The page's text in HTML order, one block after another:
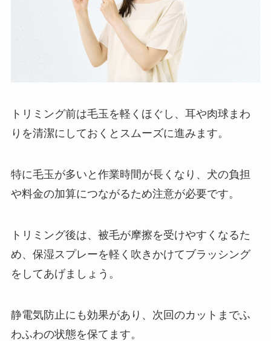
トリミング前は毛玉を軽くほぐし、耳や肉球まわ
りを清潔にしておくとスムーズに進みます。
特に毛玉が多いと作業時間が長くなり、犬の負担
や料金の加算につながるため注意が必要です。
トリミング後は、被毛が摩擦を受けやすくなるた
め、保湿スプレーを軽く吹きかけてブラッシング
をしてあげましょう。
静電気防止にも効果があり、次回のカットまでふ
わふわの状態を保てます。